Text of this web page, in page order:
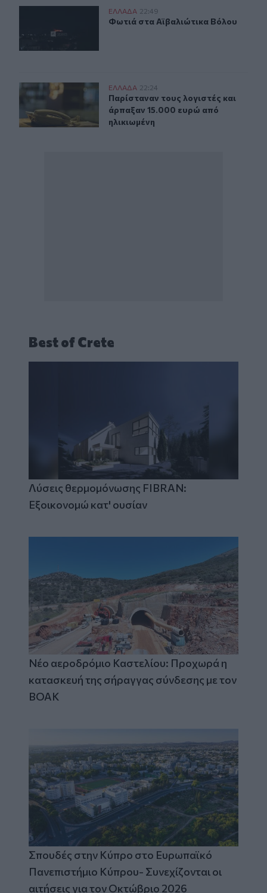
Φωτιά στα Αϊβαλιώτικα Βόλου
ΕΛΛAΔΑ 22:49
Φωτιά στα Αϊβαλιώτικα Βόλου
Φωτιά στα Αϊβαλιώτικα Βόλου
Καστοριά: Νέα τηλεφωνική απάτη με λεία 15.000 ευρώ
ΕΛΛAΔΑ 22:24
Παρίσταναν τους λογιστές και
Παρίσταναν τους λογιστές και
άρπαξαν 15.000 ευρώ από
ηλικιωμένη
Best of Crete
Λύσεις θερμομόνωσης FIBRAN:
Εξοικονομώ κατ' ουσίαν
Νέο αεροδρόμιο Καστελίου: Προχωρά η
κατασκευή της σήραγγας σύνδεσης με τον
ΒΟΑΚ
Σπουδές στην Κύπρο στο Ευρωπαϊκό
Πανεπιστήμιο Κύπρου- Συνεχίζονται οι
αιτήσεις για τον Οκτώβριο 2026